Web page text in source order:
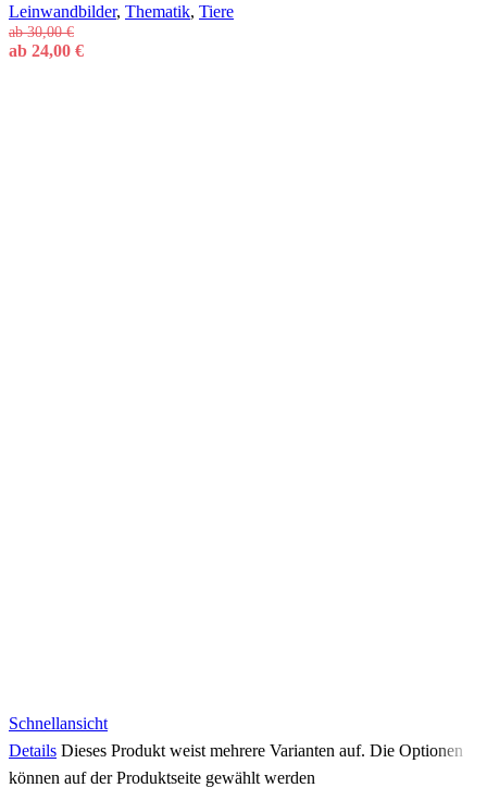
Leinwandbilder, Thematik, Tiere
ab30,00€
ab 24,00 €
Schnellansicht
Details Dieses Produkt weist mehrere Varianten auf. Die Optionen
können auf der Produktseite gewählt werden